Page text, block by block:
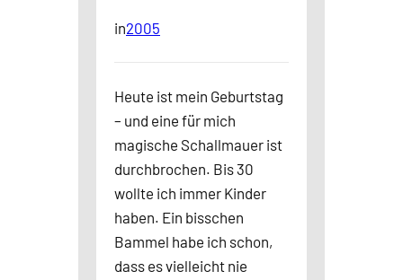
in2005
Heute ist mein Geburtstag
– und eine für mich
magische Schallmauer ist
durchbrochen. Bis 30
wollte ich immer Kinder
haben. Ein bisschen
Bammel habe ich schon,
dass es vielleicht nie